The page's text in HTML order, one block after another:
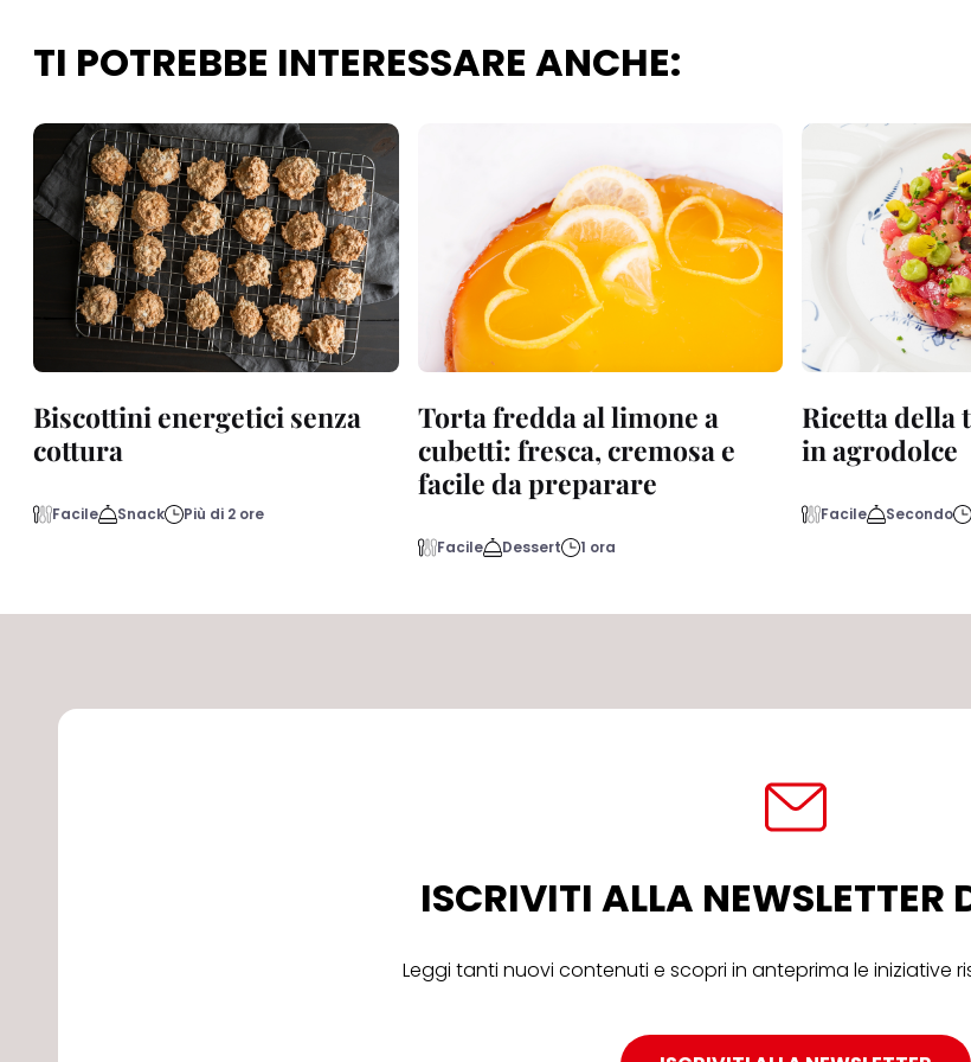
TI POTREBBE INTERESSARE ANCHE:
Biscottini energetici senza
cottura
Facile Snack Più di 2 ore
Torta fredda al limone a
cubetti: fresca, cremosa e
facile da preparare
Facile Dessert 1 ora
Ricetta della
in agrodolce
Facile Secondo
ISCRIVITI ALLA NEWSLETTER
Leggi tanti nuovi contenuti e scopri in anteprima le iniziative